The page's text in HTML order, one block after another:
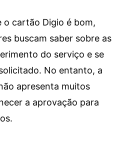
o cartão Digio é bom,
buscam saber sobre as
do serviço e se
No entanto, a
apresenta muitos
a aprovação para